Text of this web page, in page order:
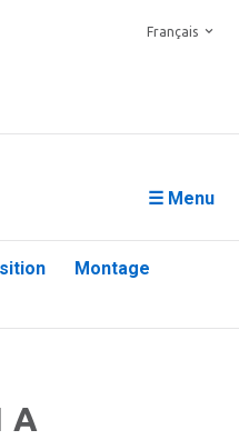
Français
☰ Menu
Montage
A